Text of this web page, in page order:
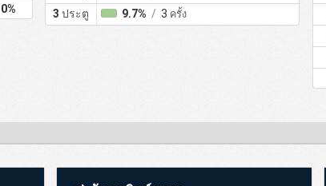
0% 3 ประตู 9.7% / 3 ครั้ง